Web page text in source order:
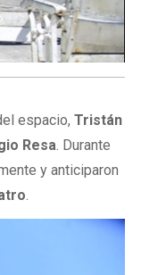
espacio,Tristán
Resa. Durante
y anticiparon
.